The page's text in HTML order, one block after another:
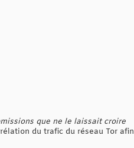
que ne le laissait croire
du trafic du réseau Tor afin